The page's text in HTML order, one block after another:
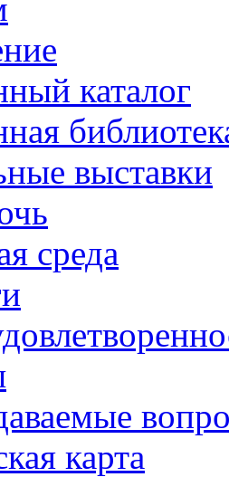
каталог
выставки
среда
карта